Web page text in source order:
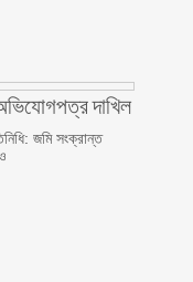
দাখিল
জমি সংক্রান্ত